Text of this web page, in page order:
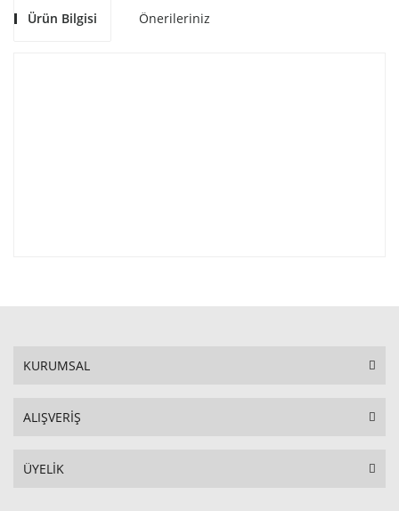
Ürün Bilgisi Önerileriniz
KURUMSAL
ALIŞVERİŞ
ÜYELİK